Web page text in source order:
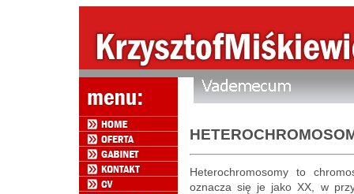
Heterochromosomy to
oznacza się je jako XX, w